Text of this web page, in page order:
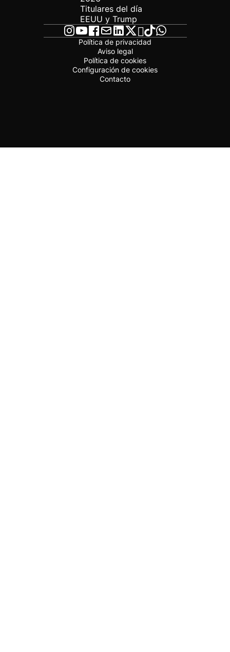
Titulares del día
EEUU y Trump
Política de privacidad
Aviso legal
Política de cookies
Configuración de cookies
Contacto